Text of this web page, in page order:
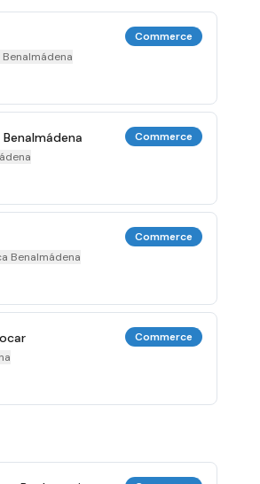
Commerce
Commerce
Benalmádena
Commerce
Commerce